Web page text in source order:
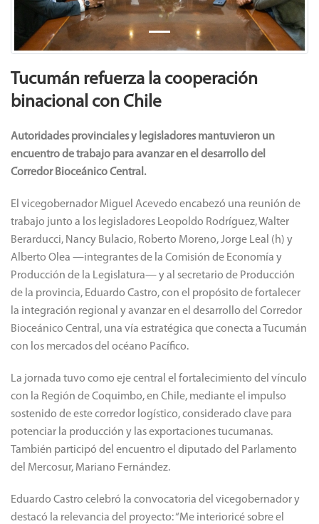
Tucumán refuerza la cooperación
binacional con Chile
Autoridades provinciales y legisladores mantuvieron un
encuentro de trabajo para avanzar en el desarrollo del
Corredor Bioceánico Central.
El vicegobernador Miguel Acevedo encabezó una reunión de
trabajo junto a los legisladores Leopoldo Rodríguez, Walter
Berarducci, Nancy Bulacio, Roberto Moreno, Jorge Leal (h) y
Alberto Olea —integrantes de la Comisión de Economía y
Producción de la Legislatura— y al secretario de Producción
de la provincia, Eduardo Castro, con el propósito de fortalecer
la integración regional y avanzar en el desarrollo del Corredor
Bioceánico Central, una vía estratégica que conecta a Tucumán
con los mercados del océano Pacífico.
La jornada tuvo como eje central el fortalecimiento del vínculo
con la Región de Coquimbo, en Chile, mediante el impulso
sostenido de este corredor logístico, considerado clave para
potenciar la producción y las exportaciones tucumanas.
También participó del encuentro el diputado del Parlamento
del Mercosur, Mariano Fernández.
Eduardo Castro celebró la convocatoria del vicegobernador y
destacó la relevancia del proyecto: “Me interioricé sobre el